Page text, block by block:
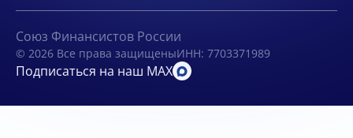
Союз Финансистов России
© 2026 Все права защищеныИНН: 7703371989
Подписаться на наш MAX